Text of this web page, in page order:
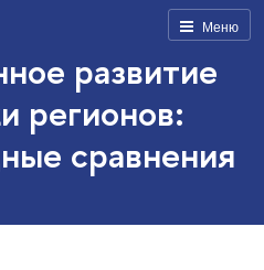
Меню
развитие
регионов:
сравнения